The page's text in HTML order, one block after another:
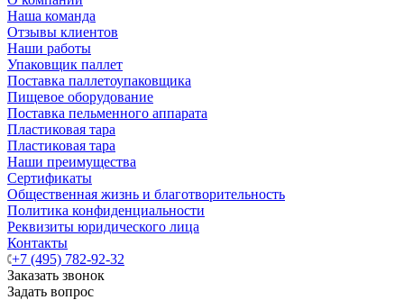
Наша команда
Отзывы клиентов
Наши работы
Упаковщик паллет
Поставка паллетоупаковщика
Пищевое оборудование
Поставка пельменного аппарата
Пластиковая тара
Пластиковая тара
Наши преимущества
Сертификаты
Общественная жизнь и благотворительность
Политика конфиденциальности
Реквизиты юридического лица
Контакты
+7 (495) 782-92-32
Заказать звонок
Задать вопрос